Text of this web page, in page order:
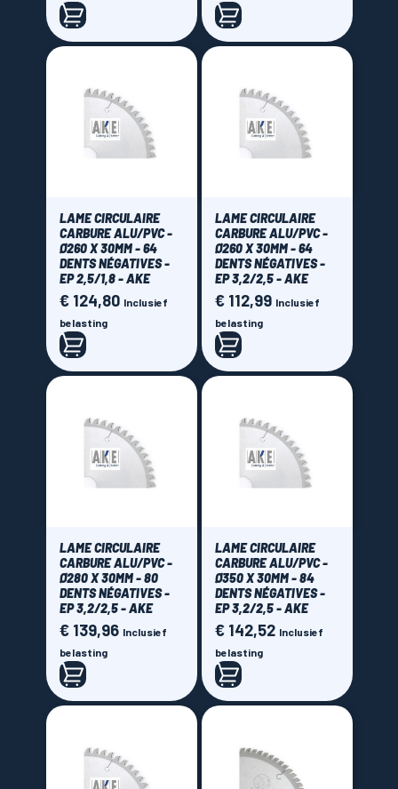
LAME CIRCULAIRE
CARBURE ALU/PVC -
Ø260 X 30MM - 64
DENTS NÉGATIVES -
EP 2,5/1,8 - AKE
Prijs
€ 124,80 Inclusief
belasting
LAME CIRCULAIRE
CARBURE ALU/PVC -
Ø260 X 30MM - 64
DENTS NÉGATIVES -
EP 3,2/2,5 - AKE
Prijs
€ 112,99 Inclusief
belasting
LAME CIRCULAIRE
CARBURE ALU/PVC -
Ø280 X 30MM - 80
DENTS NÉGATIVES -
EP 3,2/2,5 - AKE
Prijs
€ 139,96 Inclusief
belasting
LAME CIRCULAIRE
CARBURE ALU/PVC -
Ø350 X 30MM - 84
DENTS NÉGATIVES -
EP 3,2/2,5 - AKE
Prijs
€ 142,52 Inclusief
belasting